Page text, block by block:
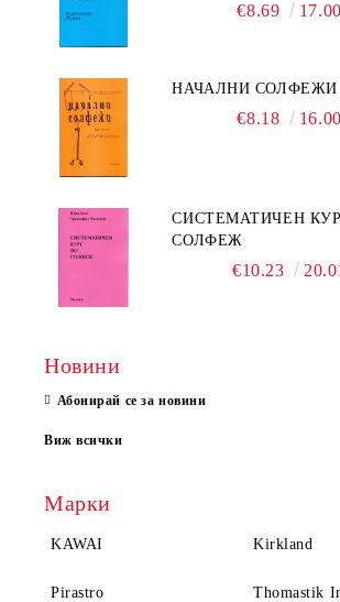
€8.69
НАЧАЛНИ СОЛФЕЖИ
€8.18
СИСТЕМАТИЧЕН
СОЛФЕЖ
€10.23
Новини
Абонирай се за новини
Виж всички
Марки
KAWAI Kirkland
Pirastro Thomastik